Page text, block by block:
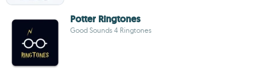
Potter Ringtones
Good Sounds 4 Ringtones